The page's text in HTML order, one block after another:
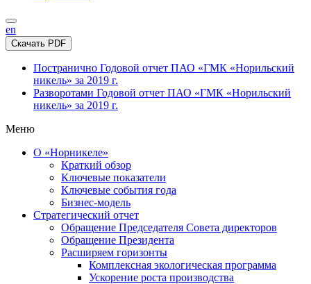
en
Скачать PDF
Постранично Годовой отчет ПАО «ГМК «Норильский
никель» за 2019 г.
Разворотами Годовой отчет ПАО «ГМК «Норильский
никель» за 2019 г.
Меню
О «Норникеле»
Краткий обзор
Ключевые показатели
Ключевые события года
Бизнес-модель
Стратегический отчет
Обращение Председателя Совета директоров
Обращение Президента
Расширяем горизонты
Комплексная экологическая программа
Ускорение роста производства